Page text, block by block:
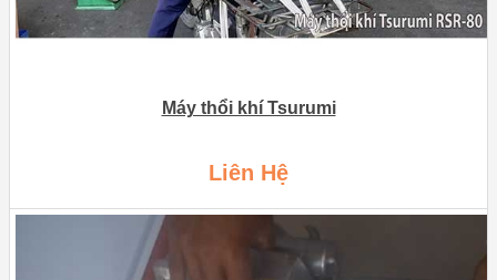
Máy thổi khí Tsurumi
Liên Hệ